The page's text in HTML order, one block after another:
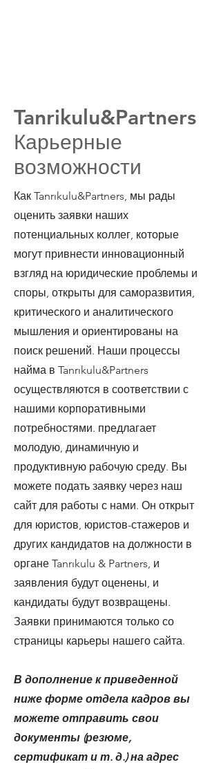
Tanrikulu&Partners
Карьерные
возможности
Как Tanrıkulu&Partners, мы рады
оценить заявки наших
потенциальных коллег, которые
могут привнести инновационный
взгляд на юридические проблемы и
споры, открыты для саморазвития,
критического и аналитического
мышления и ориентированы на
поиск решений. Наши процессы
найма в Tanrıkulu&Partners
осуществляются в соответствии с
нашими корпоративными
потребностями. предлагает
молодую, динамичную и
продуктивную рабочую среду. Вы
можете подать заявку через наш
сайт для работы с нами. Он открыт
для юристов, юристов-стажеров и
других кандидатов на должности в
органе Tanrıkulu & Partners, и
заявления будут оценены, и
кандидаты будут возвращены.
Заявки принимаются только со
страницы карьеры нашего сайта.
В дополнение к приведенной
ниже форме отдела кадров вы
можете отправить свои
документы (резюме,
сертификат и т. д.) на адрес